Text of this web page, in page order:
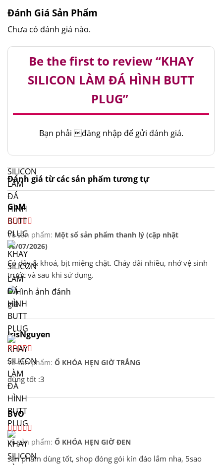
Đánh Giá Sản Phẩm
Chưa có đánh giá nào.
Be the first to review “KHAY
SILICON LÀM ĐÁ HÌNH BUTT
PLUG”
Bạn phải đăng nhập để gửi đánh giá.
Đánh giá từ các sản phẩm tương tự
GpM
Về sản phẩm: Một số sản phẩm thanh lý (cập nhật
16/07/2026)
Có dây & khoá, bịt miệng chặt. Chảy dãi nhiều, nhớ vệ sinh
trước và sau khi sử dụng.
IrisNguyen
Về sản phẩm: Ổ KHÓA HẸN GIỜ TRẮNG
dùng tốt :3
BVO
Về sản phẩm: Ổ KHÓA HẸN GIỜ ĐEN
sản phấm dùng tốt, shop đóng gói kín đáo lắm nha, 5sao